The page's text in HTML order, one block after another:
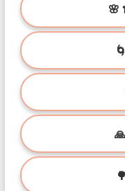
🌸